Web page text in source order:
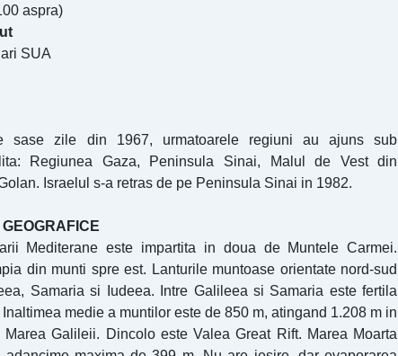
aspra)
SUA
sase zile din 1967, urmatoarele regiuni au ajuns sub
Regiunea Gaza, Peninsula Sinai, Malul de Vest din
Israelul s-a retras de pe Peninsula Sinai in 1982.
Mediterane este impartita in doua de Muntele Carmei.
din munti spre est. Lanturile muntoase orientate nord-sud
Samaria si Iudeea. Intre Galileea si Samaria este fertila
medie a muntilor este de 850 m, atingand 1.208 m in
Galileii. Dincolo este Valea Great Rift. Marea Moarta